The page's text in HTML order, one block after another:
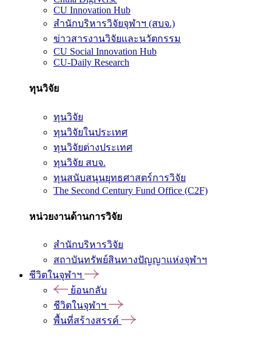
CU Innovation Hub
สำนักบริหารวิจัยจุฬาฯ (สบจ.)
ข่าวสารงานวิจัยและนวัตกรรม
CU Social Innovation Hub
CU-Daily Research
ทุนวิจัย
ทุนวิจัย
ทุนวิจัยในประเทศ
ทุนวิจัยต่างประเทศ
ทุนวิจัย สบจ.
ทุนสนับสนุนยุทธศาสตร์การวิจัย
The Second Century Fund Office (C2F)
หน่วยงานด้านการวิจัย
สำนักบริหารวิจัย
สถาบันทรัพย์สินทางปัญญาแห่งจุฬาฯ
ชีวิตในจุฬาฯ
ย้อนกลับ
ชีวิตในจุฬาฯ
พื้นที่สร้างสรรค์